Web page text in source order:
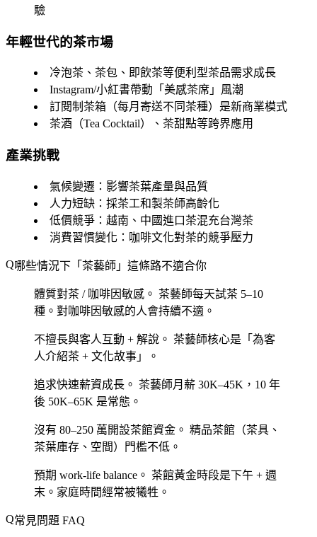
驗
年輕世代的茶市場
冷泡茶、茶包、即飲茶等便利型茶品需求成長
Instagram/小紅書帶動「美感茶席」風潮
訂閱制茶箱（每月寄送不同茶種）是新商業模式
茶酒（Tea Cocktail）、茶甜點等跨界應用
產業挑戰
氣候變遷 ：影響茶葉產量與品質
人力短缺 ：採茶工和製茶師高齡化
低價競爭 ：越南、中國進口茶混充台灣茶
消費習慣變化 ：咖啡文化對茶的競爭壓力
哪些情況下「茶藝師」這條路不適合你
體質對茶 / 咖啡因敏感。 茶藝師每天試茶 5–10
種。對咖啡因敏感的人會持續不適。
不擅長與客人互動 + 解說。 茶藝師核心是「為客
人介紹茶 + 文化故事」。
追求快速薪資成長。 茶藝師月薪 30K–45K，10 年
後 50K–65K 是常態。
沒有 80–250 萬開設茶館資金。 精品茶館（茶具、
茶葉庫存、空間）門檻不低。
預期 work-life balance。 茶館黃金時段是下午 + 週
末。家庭時間經常被犧牲。
常見問題 FAQ